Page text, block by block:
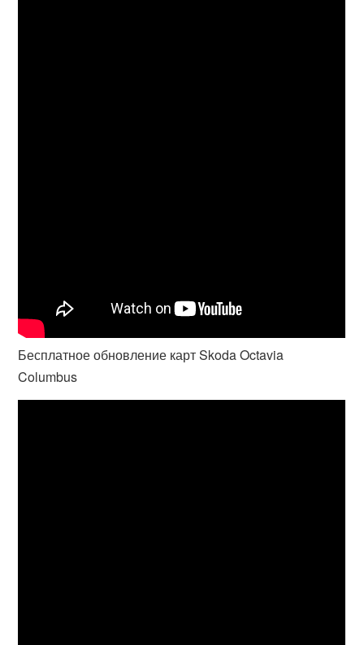
Бесплатное обновление карт Skoda Octavia
Columbus